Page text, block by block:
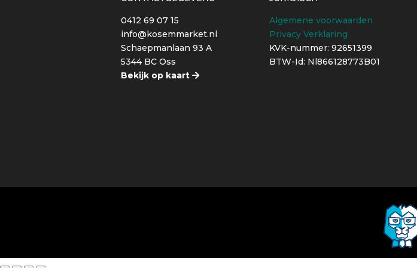
0412 69 07 15
info@kosemmarket.nl
Schaepmanlaan 93 A
5344 BC Oss
Bekijk op kaart
Algemene voorwaarden
Privacy Verklaring
KVK-nummer: 92651399
BTW-Id: Nl866128773B01